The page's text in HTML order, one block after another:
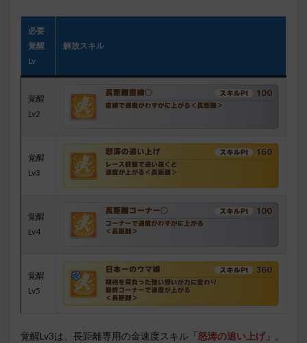
必要
覚醒
Lv
解放スキル
覚醒
Lv2
覚醒
Lv3
覚醒
Lv4
覚醒
Lv5
覚醒Lv3は、長距離専用の金速度スキル 「怒涛の追い上げ」 。